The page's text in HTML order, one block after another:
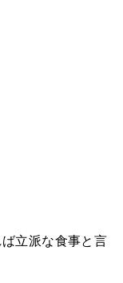
立派な食事と言